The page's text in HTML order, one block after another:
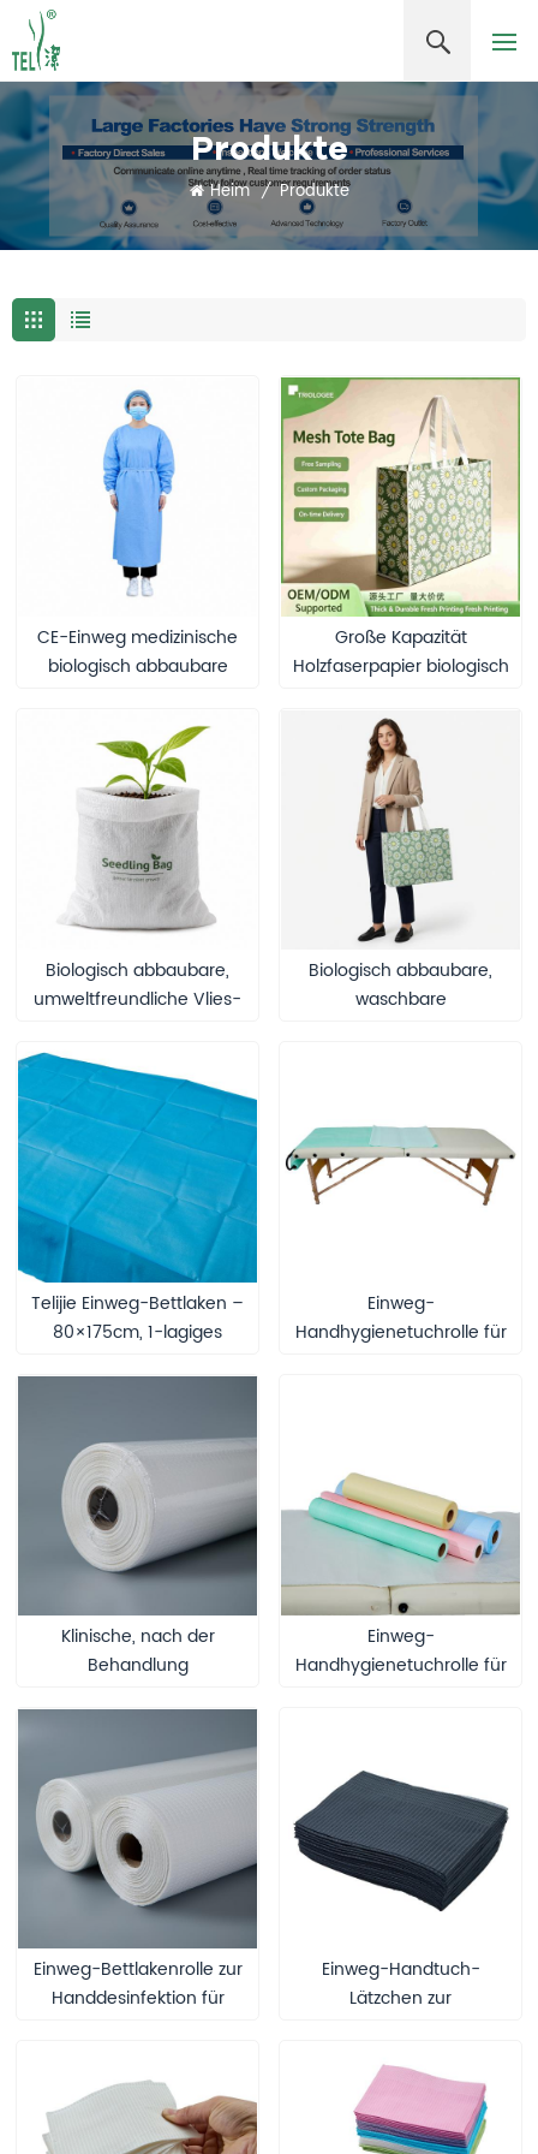
Produkte
Heim / Produkte
CE-Einweg medizinische
biologisch abbaubare
chirurgische Einweg-
Isolationskittel
Große Kapazität
Holzfaserpapier biologisch
Einkaufstasche mit
Gänseblümchen-
Blumendruck
wiederverwendbare
Geschenktragetasche
Biologisch abbaubare,
umweltfreundliche Vlies-
atmungsaktive
Anzuchttöpfe für den
Gemüseanbau im Garten
Biologisch abbaubare,
waschbare
Telijie Einweg-Bettlaken –
80×175cm, 1-lagiges
Einweg-
Handhygienetuchrolle für
Vliestuch für
medizinisches Personal
Klinische, nach der
Behandlung
Bettlakenrolle,
Medizinprodukt der Klasse
I, PP+PE-Material,
zuschneidbar, für den
Krankenhausgebrauch
Einweg-
Handhygienetuchrolle für
Vlies für die
Händereinigung
Einweg-Bettlakenrolle zur
Handdesinfektion für
Medizinprodukt der Klasse
I, ISO13485-zertifiziert,
wasserdicht, PP+PE, für
Einweg-Handtuch-
Lätzchen zur
13485-zertifiziert,
wasserfestes Papier +
Folie für die